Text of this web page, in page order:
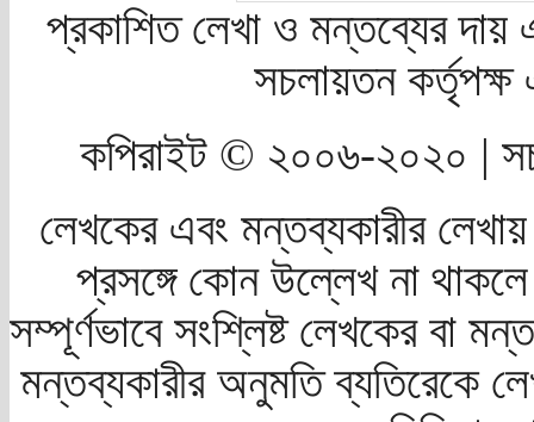
প্রকাশিত লেখা ও মন্তব্যের দায়
সচলায়তন
কপিরাইট © ২০০৬-২০২০ |
লেখকের এবং মন্তব্যকারীর
প্রসঙ্গে কোন উল্লেখ না
সম্পূর্ণভাবে সংশ্লিষ্ট লেখকের বা
মন্তব্যকারীর অনুমতি ব্যতিরেকে